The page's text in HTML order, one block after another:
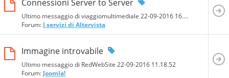
Connessioni Server to Server
Ultimo messaggio di viaggiomultimediale 22-09-2016 16.49.11
Forum: I servizi di Altervista
Immagine introvabile
Ultimo messaggio di RedWebSite 22-09-2016 11.18.52
Forum: Joomla!